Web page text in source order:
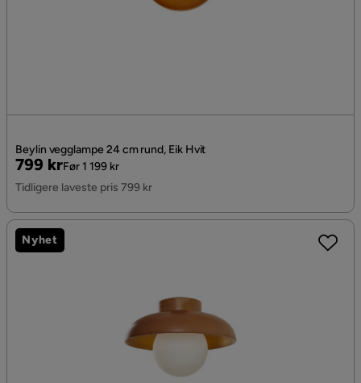
Beylin vegglampe 24 cm rund, Eik Hvit
Pris
799 kr
Original
Pris
Før 1 199 kr
Tidligere laveste pris 799 kr
Nyhet